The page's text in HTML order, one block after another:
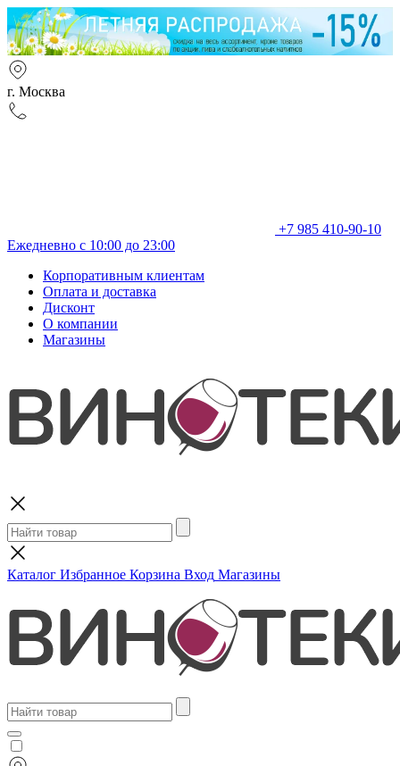
г. Москва
+7 985 410-90-10
Ежедневно с 10:00 до 23:00
Корпоративным клиентам
Оплата и доставка
Дисконт
О компании
Магазины
Каталог Избранное Корзина Вход Магазины